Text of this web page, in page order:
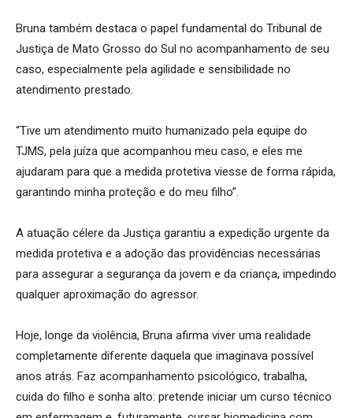
Bruna também destaca o papel fundamental do Tribunal de
Justiça de Mato Grosso do Sul no acompanhamento de seu
caso, especialmente pela agilidade e sensibilidade no
atendimento prestado.
“Tive um atendimento muito humanizado pela equipe do
TJMS, pela juíza que acompanhou meu caso, e eles me
ajudaram para que a medida protetiva viesse de forma rápida,
garantindo minha proteção e do meu filho”.
A atuação célere da Justiça garantiu a expedição urgente da
medida protetiva e a adoção das providências necessárias
para assegurar a segurança da jovem e da criança, impedindo
qualquer aproximação do agressor.
Hoje, longe da violência, Bruna afirma viver uma realidade
completamente diferente daquela que imaginava possível
anos atrás. Faz acompanhamento psicológico, trabalha,
cuida do filho e sonha alto: pretende iniciar um curso técnico